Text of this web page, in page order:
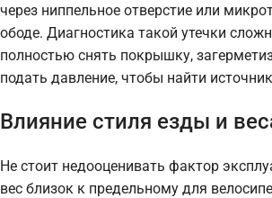
через ниппельное отверстие или
ободе. Диагностика такой утечки
полностью снять покрышку,
подать давление, чтобы найти
Влияние стиля езды и
Не стоит недооценивать фактор
вес близок к предельному для